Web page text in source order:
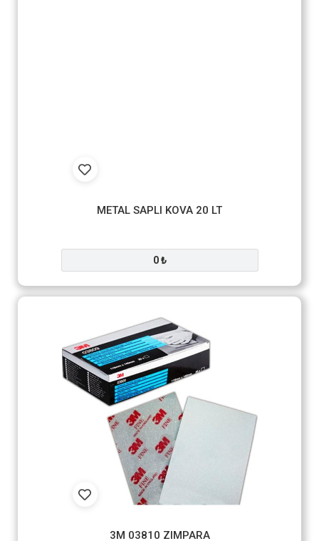
METAL SAPLI KOVA 20 LT
0 ₺
3M 03810 ZIMPARA